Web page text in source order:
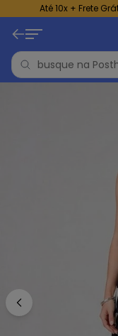
Até 10x + Frete